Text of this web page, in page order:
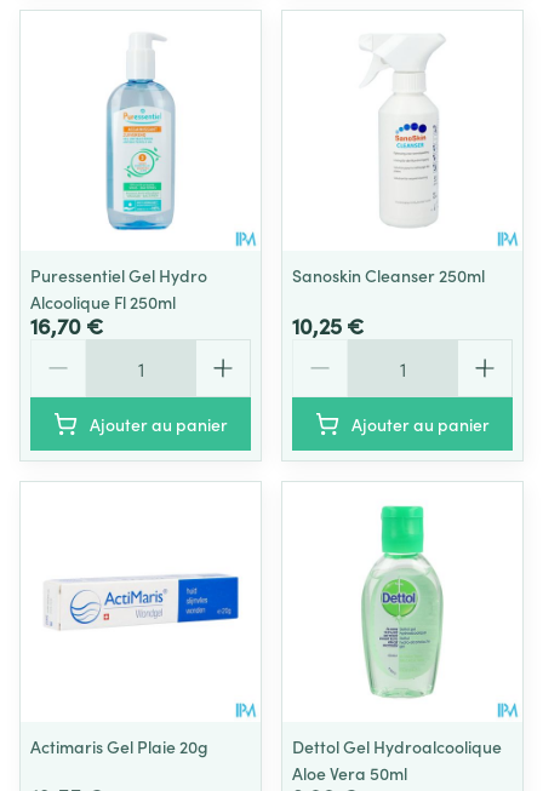
Puressentiel Gel Hydro
Alcoolique Fl 250ml
16,70 €
Ajouter au panier
Sanoskin Cleanser 250ml
10,25 €
Ajouter au panier
Actimaris Gel Plaie 20g
Dettol Gel Hydroalcoolique
Aloe Vera 50ml